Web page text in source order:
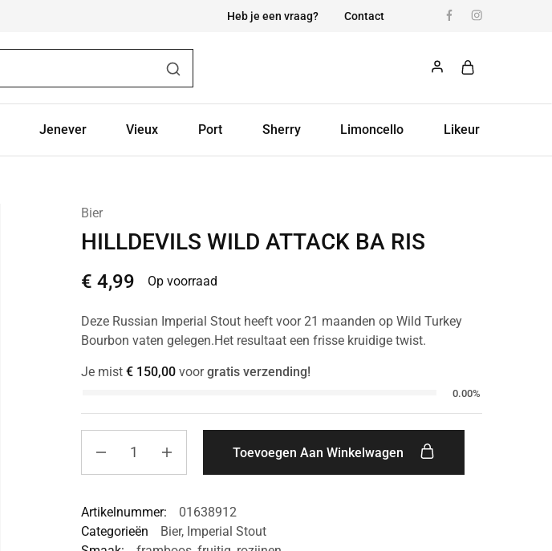
Heb je een vraag? Contact
Jenever Vieux Port Sherry Limoncello Likeur
Bier
HILLDEVILS WILD ATTACK BA RIS
€ 4,99 Op voorraad
Deze Russian Imperial Stout heeft voor 21 maanden op Wild Turkey
Bourbon vaten gelegen.Het resultaat een frisse kruidige twist.
Je mist €150,00voorgratis verzending!
0.00%
Toevoegen Aan Winkelwagen
Artikelnummer:
01638912
Categorieën
Bier, Imperial Stout